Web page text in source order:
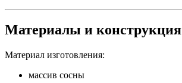
Материалы и конструкция
Материал изготовления:
массив сосны